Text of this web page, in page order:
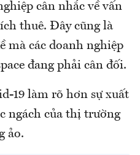
cân nhắc về vấn
thuê. Đây cũng là
mà các doanh nghiệp
đang phải cân đối.
19 làm rõ hơn sự xuất
ngách của thị trường
ảo.